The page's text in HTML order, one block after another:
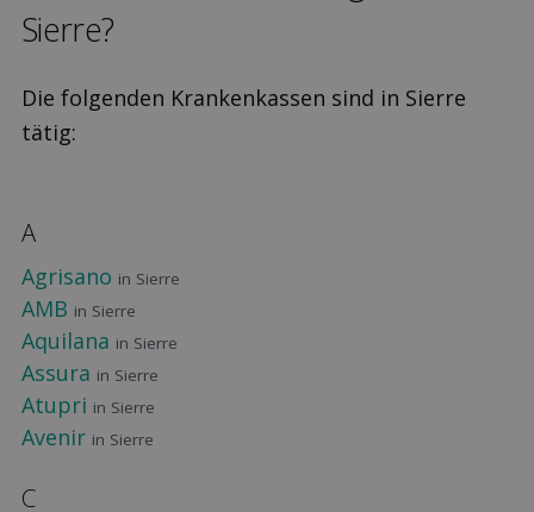
Sierre?
Die folgenden Krankenkassen sind in Sierre
tätig:
A
Agrisano in Sierre
AMB in Sierre
Aquilana in Sierre
Assura in Sierre
Atupri in Sierre
Avenir in Sierre
C